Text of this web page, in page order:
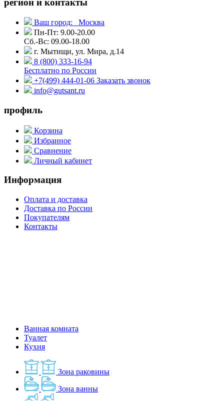
Ваш город:
Москва
Пн-Пт: 9.00-20.00
Сб.-Вс: 09.00-18.00
г. Мытищи, ул. Мира, д.14
8 (800) 333-16-94
Бесплатно по России
+7(499) 444-01-06 Заказать звонок
info@gutsant.ru
профиль
Корзина
Избранное
Сравнение
Личный кабинет
Информация
Оплата и доставка
Доставка по России
Покупателям
Контакты
Ванная комната
Туалет
Кухня
Зона раковины
Зона ванны